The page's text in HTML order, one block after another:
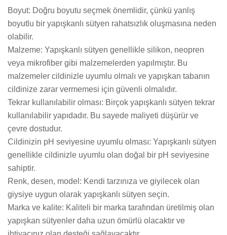
Boyut: Doğru boyutu seçmek önemlidir, çünkü yanlış
boyutlu bir yapışkanlı sütyen rahatsızlık oluşmasına neden
olabilir.
Malzeme: Yapışkanlı sütyen genellikle silikon, neopren
veya mikrofiber gibi malzemelerden yapılmıştır. Bu
malzemeler cildinizle uyumlu olmalı ve yapışkan tabanın
cildinize zarar vermemesi için güvenli olmalıdır.
Tekrar kullanılabilir olması: Birçok yapışkanlı sütyen tekrar
kullanılabilir yapıdadır. Bu sayede maliyeti düşürür ve
çevre dostudur.
Cildinizin pH seviyesine uyumlu olması: Yapışkanlı sütyen
genellikle cildinizle uyumlu olan doğal bir pH seviyesine
sahiptir.
Renk, desen, model: Kendi tarzınıza ve giyilecek olan
giysiye uygun olarak yapışkanlı sütyen seçin.
Marka ve kalite: Kaliteli bir marka tarafından üretilmiş olan
yapışkan sütyenler daha uzun ömürlü olacaktır ve